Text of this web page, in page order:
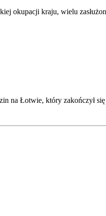
okupacji kraju, wielu
na Łotwie, który zakończył